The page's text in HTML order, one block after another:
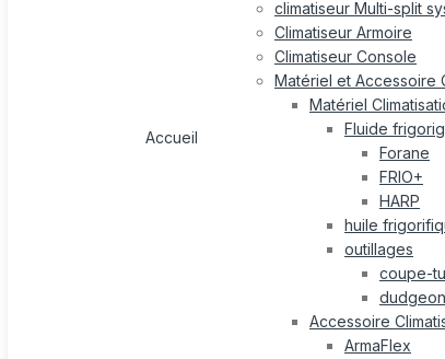
Accueil
climatiseur Multi-split
Climatiseur Armoire
Climatiseur Console
Matériel et Accessoire
Matériel
Fluide
Forane
FRIO+
HARP
huile
outillages
coupe-
Accessoire
ArmaFlex